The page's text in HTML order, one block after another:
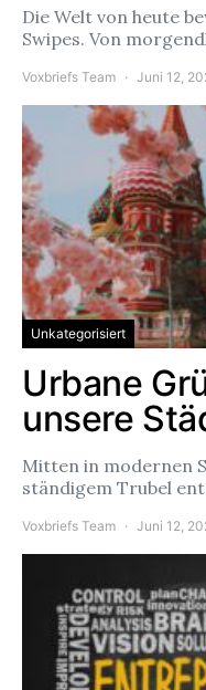
Die Welt von heute
Swipes. Von
Voxbriefs Team Juni 12,
Unkategorisiert
Urbane
unsere
Mitten in modernen
ständigem Trubel
Voxbriefs Team Juni 12,